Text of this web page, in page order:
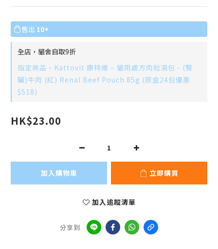
售出 10+
全店，貓舍自取9折
指定商品，Kattovit 康特維 – 貓用處方肉粒濕包 - (腎
臟)牛肉 (紅) Renal Beef Pouch 85g (原盒24包優惠
$518)
HK$23.00
加入購物車 立即購買
加入追蹤清單
分享到